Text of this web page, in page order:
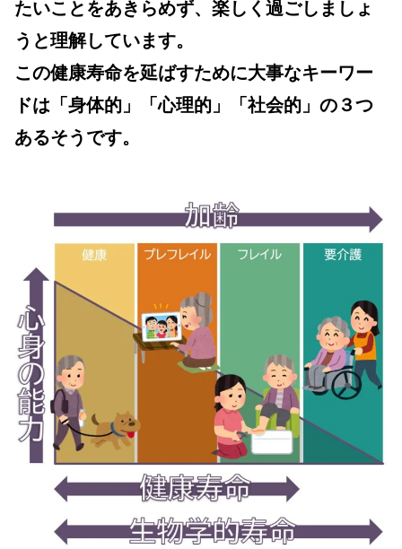
たいことをあきらめず、楽しく過ごしましょ
うと理解しています。
この健康寿命を延ばすために大事なキーワー
ドは「身体的」「心理的」「社会的」の３つ
あるそうです。